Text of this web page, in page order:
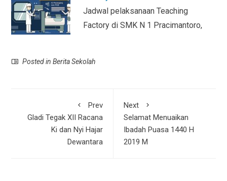
Jadwal pelaksanaan Teaching
Factory di SMK N 1 Pracimantoro,
Posted inBerita Sekolah
Prev
Gladi Tegak XII Racana
Ki dan Nyi Hajar
Dewantara
Next
Selamat Menuaikan
Ibadah Puasa 1440 H
2019 M